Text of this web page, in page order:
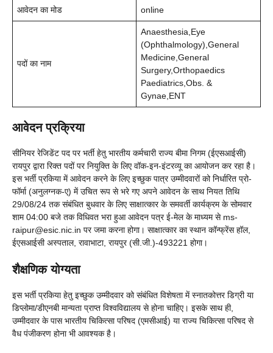
आवेदन का मोड online
पदों का नाम
Anaesthesia,Eye
(Ophthalmology),General
Medicine,General
Surgery,Orthopaedics
Paediatrics,Obs. &
Gynae,ENT
आवेदन प्रक्रिया
सीनियर रेजिडेंट पद पर भर्ती हेतु भारतीय कर्मचारी राज्य बीमा निगम (ईएसआईसी)
रायपुर द्वारा रिक्त पदों पर नियुक्ति के लिए वॉक-इन-इंटरव्यू का आयोजन कर रहा है।
इस भर्ती प्रकिया में आवेदन करने के लिए इच्छुक पात्र उम्मीदवारों को निर्धारित प्रो-
फॉर्मा (अनुलग्नक-ए) में उचित रूप से भरे गए अपने आवेदन के साथ नियत तिथि
29/08/24 तक संबंधित बुधवार के लिए साक्षात्कार के समवर्ती कार्यक्रम के सोमवार
शाम 04:00 बजे तक विधिवत भरा हुआ आवेदन पत्र ई-मेल के माध्यम से ms-
raipur@esic.nic.in पर जमा करना होगा। साक्षात्कार का स्थान कॉन्फ्रेंस हॉल,
ईएसआईसी अस्पताल, रावाभाटा, रायपुर (सी.जी.)-493221 होगा।
शैक्षणिक योग्यता
इस भर्ती प्रकिया हेतु इच्छुक उम्मीदवार को संबंधित विशेषता में स्नातकोत्तर डिग्री या
डिप्लोमा/डीएनबी मान्यता प्राप्त विश्वविद्यालय से होना चाहिए। इसके साथ ही,
उम्मीदवार के पास भारतीय चिकित्सा परिषद (एमसीआई) या राज्य चिकित्सा परिषद से
वैध पंजीकरण होना भी आवश्यक है।